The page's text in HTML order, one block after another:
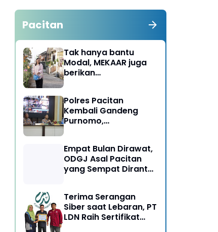
Pacitan
Tak hanya bantu
Modal, MEKAAR juga
berikan
Dapur Tetap Ngebul
Polres Pacitan
Kembali Gandeng
Purnomo,
Rehabilitasi
Empat Bulan Dirawat,
ODGJ Asal Pacitan
yang Sempat Dirantai
Terima Serangan
Siber saat Lebaran, PT
LDN Raih Sertifikat